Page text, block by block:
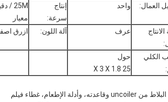
العمال: واحد
إنتاج
سرعة:
25M / دقيقة
معيار
عرف آلة اللون: ازرق
الكلي
حول
25 X 3 X 1.8